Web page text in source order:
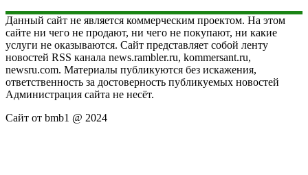
Данный сайт не является коммерческим проектом. На этом
сайте ни чего не продают, ни чего не покупают, ни какие
услуги не оказываются. Сайт представляет собой ленту
новостей RSS канала news.rambler.ru, kommersant.ru,
newsru.com. Материалы публикуются без искажения,
ответственность за достоверность публикуемых новостей
Администрация сайта не несёт.
Сайт от bmb1 @ 2024